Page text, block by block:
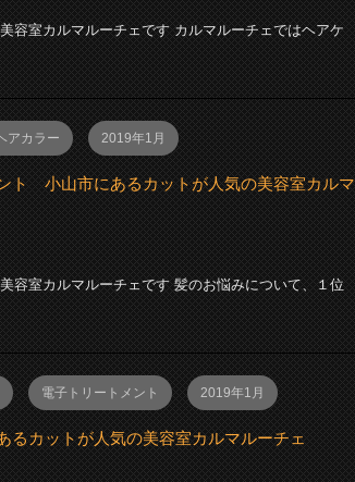
容室カルマルーチェです カルマルーチェではヘアケ
アカラー 2019年1月
ト 小山市にあるカットが人気の美容室カルマ
容室カルマルーチェです 髪のお悩みについて、１位
電子トリートメント 2019年1月
カットが人気の美容室カルマルーチェ